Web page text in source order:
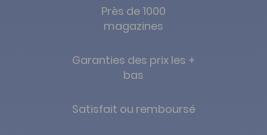
Près de 1000
magazines
Garanties des prix les +
bas
Satisfait ou remboursé